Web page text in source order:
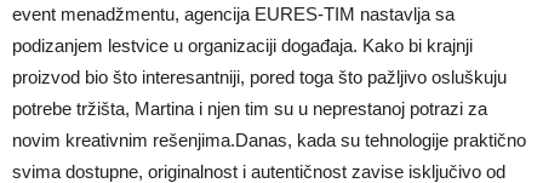
event menadžmentu, agencija EURES-TIM nastavlja sa
podizanjem lestvice u organizaciji događaja. Kako bi krajnji
proizvod bio što interesantniji, pored toga što pažljivo osluškuju
potrebe tržišta, Martina i njen tim su u neprestanoj potrazi za
novim kreativnim rešenjima.Danas, kada su tehnologije praktično
svima dostupne, originalnost i autentičnost zavise isključivo od